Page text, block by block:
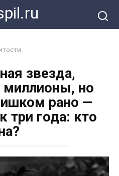
звезда,
но
рано —
три года: кто